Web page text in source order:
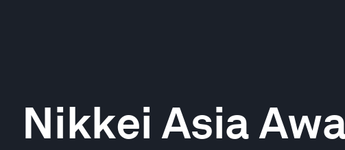
Nikkei Asia